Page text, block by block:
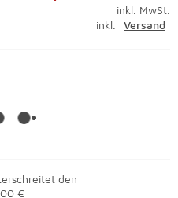
inkl. MwSt.
inkl.
Versand
den
€